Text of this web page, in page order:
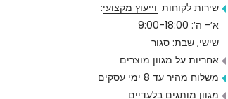
שירות לקוחות וייעוץ מקצועי:
א’- ה’: 9:00-18:00
שישי, שבת: סגור
אחריות על מגוון מוצרים
משלוח מהיר עד 8 ימי עסקים
מגוון מותגים בלעדיים